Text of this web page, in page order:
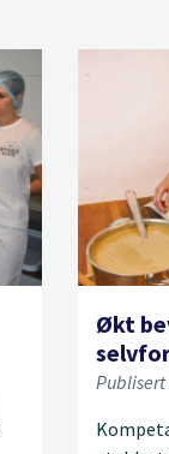
Økt
Publisert